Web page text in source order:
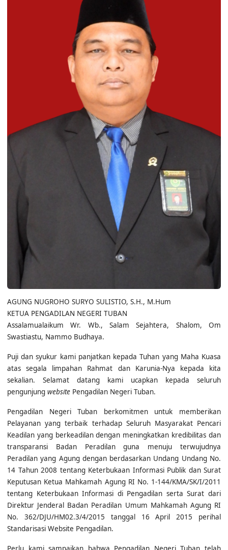
AGUNG NUGROHO SURYO SULISTIO, S.H., M.Hum
KETUA PENGADILAN NEGERI TUBAN
Assalamualaikum Wr. Wb., Salam Sejahtera, Shalom, Om
Swastiastu, Nammo Budhaya.
atas segala limpahan Rahmat dan Karunia-Nya kepada kita
sekalian. Selamat datang kami ucapkan kepada seluruh
pengunjungwebsite Pengadilan Negeri Tuban.
Pelayanan yang terbaik terhadap Seluruh Masyarakat Pencari
Keadilan yang berkeadilan dengan meningkatkan kredibilitas dan
transparansi Badan Peradilan guna menuju terwujudnya
Peradilan yang Agung dengan berdasarkan Undang Undang No.
14 Tahun 2008 tentang Keterbukaan Informasi Publik dan Surat
Keputusan Ketua Mahkamah Agung RI No. 1-144/KMA/SK/I/2011
tentang Keterbukaan Informasi di Pengadilan serta Surat dari
Direktur Jenderal Badan Peradilan Umum Mahkamah Agung RI
No. 362/DJU/HM02.3/4/2015 tanggal 16 April 2015 perihal
Standarisasi Website Pengadilan.